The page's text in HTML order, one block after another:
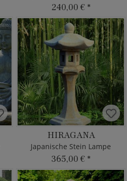
240,00 € *
HIRAGANA
Japanische Stein Lampe
365,00 € *